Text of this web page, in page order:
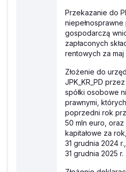
Przekazanie do
gospodarczą
zapłaconych
rentowych za maj
Złożenie do
JPK_KR_PD
spółki osobowe
prawnymi,
poprzedni rok
50 mln euro,
kapitałowe za
31 grudnia 2024
31 grudnia 2025 r.